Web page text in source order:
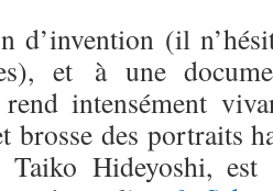
d’invention (il
et à une
intensément
brosse des portraits
Hideyoshi, est